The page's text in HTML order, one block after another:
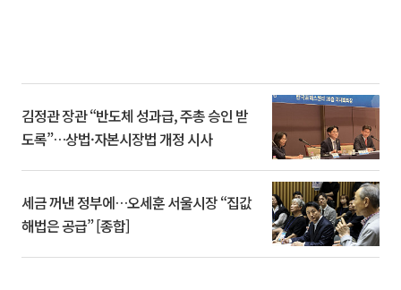
김정관 장관 “반도체 성과급, 주총 승인 받
도록”…상법·자본시장법 개정 시사
세금 꺼낸 정부에…오세훈 서울시장 “집값
해법은 공급” [종합]